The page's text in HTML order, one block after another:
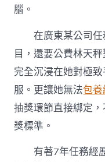
腦。
在廣東某公司
目，還要公費林天
完全沉浸在她對極
服。更讓她無法包
抽獎環節直接綁定
獎標準。
有著7年任務經